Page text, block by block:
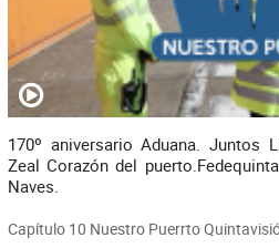
170º aniversario Aduana. Juntos
Zeal Corazón del
Naves.
Capítulo 10 Nuestro Puerrto